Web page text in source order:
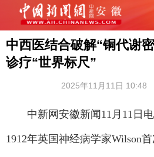
中西医结合破解“铜代谢
诊疗“世界标尺”
2025年11月11日 10:48
中新网安徽新闻11月11日
1912年英国神经病学家Wilson